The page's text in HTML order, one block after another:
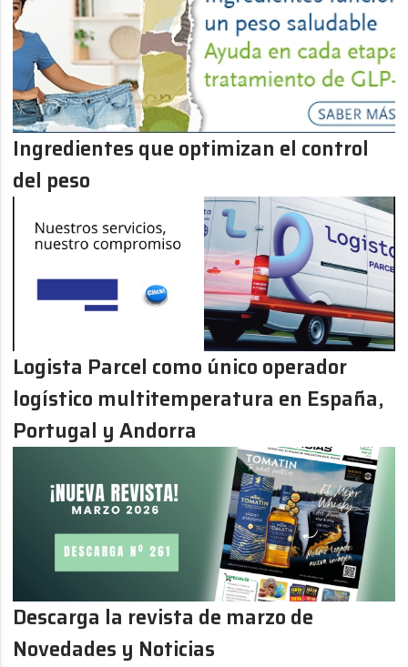
Ingredientes que optimizan el control
del peso
Logista Parcel como único operador
logístico multitemperatura en España,
Portugal y Andorra
Descarga la revista de marzo de
Novedades y Noticias